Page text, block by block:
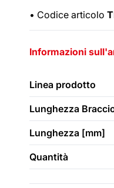
• Codice articolo
Informazioni
Linea prodotto
Lunghezza
Lunghezza [mm]
Quantità